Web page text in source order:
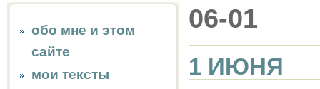
обо мне и этом
сайте
мои тексты
06-01
1 ИЮНЯ